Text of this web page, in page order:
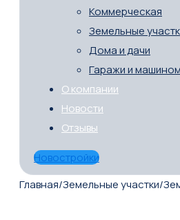
Коммерческая
Земельные
Дома и дачи
Гаражи и
О компании
Новости
Отзывы
Новостройки
Главная/Земельные участки/